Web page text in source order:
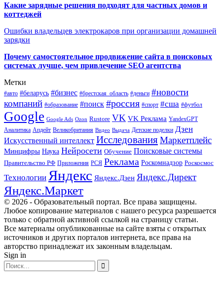
Какие зарядные решения подходят для частных домов и
коттеджей
Ошибки владельцев электрокаров при организации домашней
зарядки
Почему самостоятельное продвижение сайта в поисковых
системах лучше, чем привлечение SEO агентства
Метки
#авто #беларусь #бизнес #брестская_область #деньги #новости
компаний #образование #поиск #россия #спорт #сша #футбол
Google Google Ads Ozon Rustore VK VK Реклама YandexGPT
Аналитика Апдейт Великобритания Видео Выдача Детские поделки Дзен
Искусственный интеллект ИсследованияМаркетплейс
Минцифры Наука Нейросети Обучение Поисковые системы
Правительство РФ Приложения РСЯ Реклама Роскомнадзор Роскосмос
Технологии Яндекс Яндекс.Дзен Яндекс.Директ
Яндекс.Маркет
© 2026 - Образовательный портал. Все права защищены.
Любое копирование материалов с нашего ресурса разрешается
только с обратной активной ссылкой на страницу статьи.
Все материалы опубликованные на сайте взяты с открытых
источников и других порталов интернета, все права на
авторство принадлежат их законным владельцам.
Sign in